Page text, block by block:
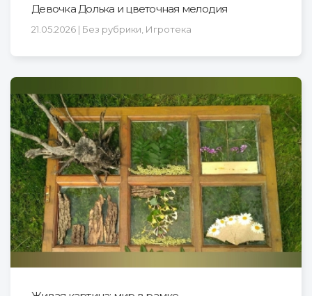
Девочка Долька и цветочная мелодия
21.05.2026 | Без рубрики, Игротека